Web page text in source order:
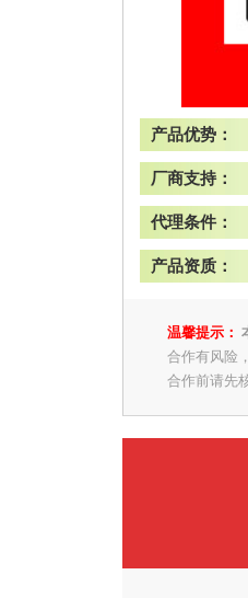
产品优势：
厂商支持：
代理条件：
产品资质：
温馨提示：
合作有风险
合作前请先